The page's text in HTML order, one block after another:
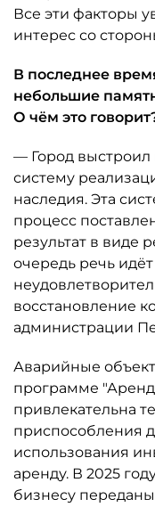
Все эти факторы
интерес со
В последнее
небольшие
О чём это
— Город выстроил
систему
наследия. Эта
процесс
результат в виде
очередь речь
восстановление
администрации
Аварийные
программе
привлекательна
приспособления
использования
аренду. В 2025
бизнесу